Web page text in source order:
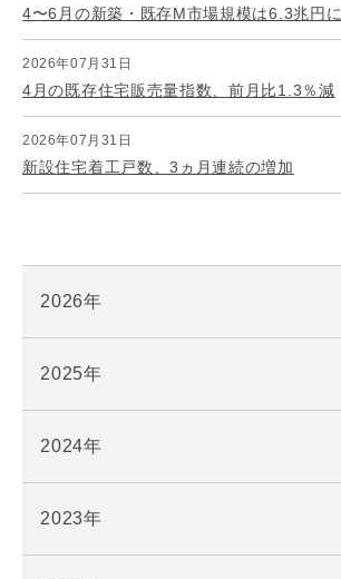
4〜6月の新築・既存M市場規模は6.3兆円に
2026年07月31日
4月の既存住宅販売量指数、前月比1.3％減
2026年07月31日
新設住宅着工戸数、3ヵ月連続の増加
2026年
2025年
2024年
2023年